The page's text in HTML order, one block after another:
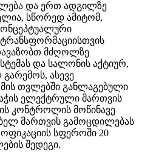
და ერთ ადგილზე
სწორედ ამიტომ,
მძღოლზე
და სალონის აქტიურ,
ასევე
თვლებში განლაგებული
ელექტრული მართვის
კონტროლის მოწინავე
მართვის გამოცდილებას
სფეროში 20
შედეგი.